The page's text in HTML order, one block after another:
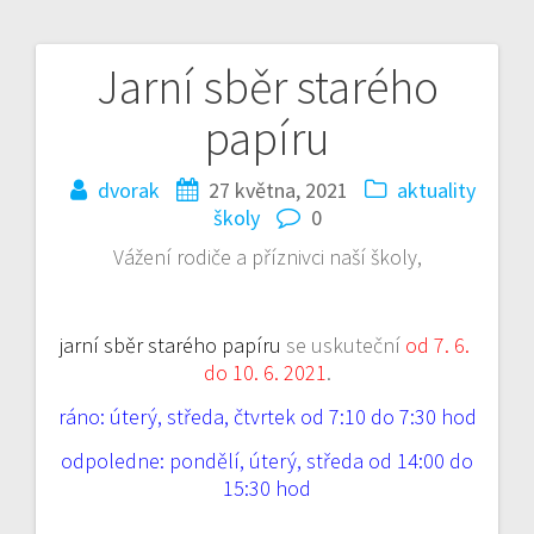
Jarní sběr starého
papíru
dvorak 27 května, 2021
aktuality
školy
0
Vážení rodiče a příznivci naší školy,
jarní sběr starého papíru se uskuteční od 7. 6.
do 10. 6. 2021.
ráno: úterý, středa, čtvrtek od 7:10 do 7:30 hod
odpoledne: pondělí, úterý, středa od 14:00 do
15:30 hod
Navigace
příspěvek